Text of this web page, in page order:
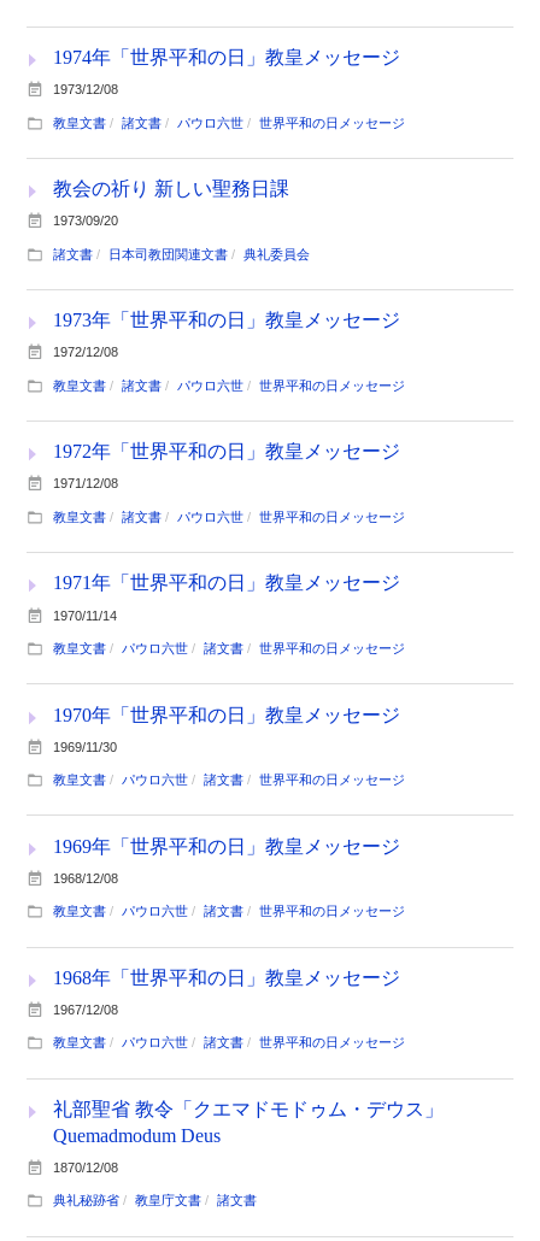
1974年「世界平和の日」教皇メッセージ
1973/12/08
教皇文書 諸文書 パウロ六世 世界平和の日メッセージ
教会の祈り 新しい聖務日課
1973/09/20
諸文書 日本司教団関連文書 典礼委員会
1973年「世界平和の日」教皇メッセージ
1972/12/08
教皇文書 諸文書 パウロ六世 世界平和の日メッセージ
1972年「世界平和の日」教皇メッセージ
1971/12/08
教皇文書 諸文書 パウロ六世 世界平和の日メッセージ
1971年「世界平和の日」教皇メッセージ
1970/11/14
教皇文書 パウロ六世 諸文書 世界平和の日メッセージ
1970年「世界平和の日」教皇メッセージ
1969/11/30
教皇文書 パウロ六世 諸文書 世界平和の日メッセージ
1969年「世界平和の日」教皇メッセージ
1968/12/08
教皇文書 パウロ六世 諸文書 世界平和の日メッセージ
1968年「世界平和の日」教皇メッセージ
1967/12/08
教皇文書 パウロ六世 諸文書 世界平和の日メッセージ
礼部聖省 教令「クエマドモドゥム・デウス」
Quemadmodum Deus
1870/12/08
典礼秘跡省 教皇庁文書 諸文書